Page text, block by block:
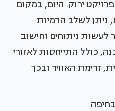
ירוק. היום, במקום
ניתן לשלב הדמיות
לעשות ניתוחים וחישוב
כולל התייחסות לאזורי
זרימת האוויר ובכך